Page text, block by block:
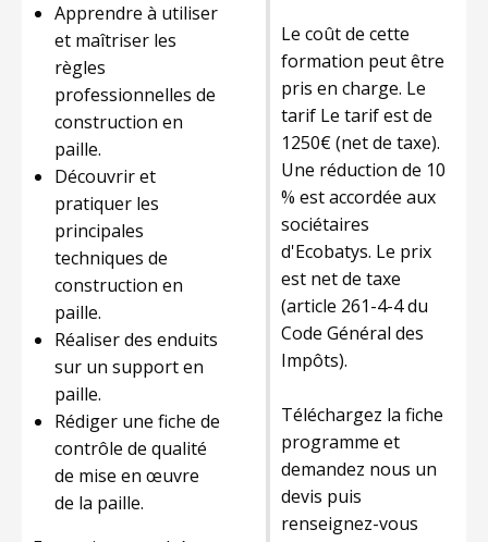
Apprendre à utiliser
et maîtriser les
règles
professionnelles de
construction en
paille.
Découvrir et
pratiquer les
principales
techniques de
construction en
paille.
Réaliser des enduits
sur un support en
paille.
Rédiger une fiche de
contrôle de qualité
de mise en œuvre
de la paille.
Le coût de cette
formation peut être
pris en charge. Le
tarif Le tarif est de
1250€ (net de taxe).
Une réduction de 10
% est accordée aux
sociétaires
d'Ecobatys. Le prix
est net de taxe
(article 261-4-4 du
Code Général des
Impôts).
Téléchargez la fiche
programme et
demandez nous un
devis puis
renseignez-vous